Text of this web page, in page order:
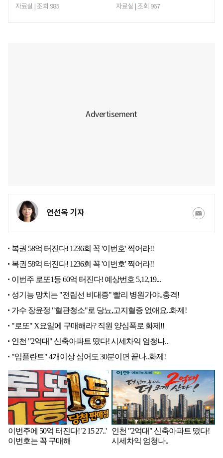
자료실 | 조회 985 자료실 | 조회 967
연선옥 기자